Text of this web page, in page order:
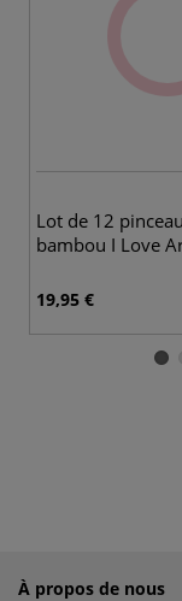
Lot de 12
bambou I Love
19,95 €
À propos de nous